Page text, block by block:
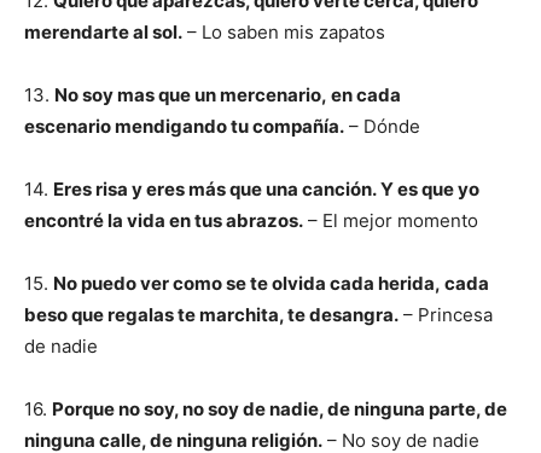
merendarte al sol. – Lo saben mis zapatos
13. No soy mas que un mercenario, en cada
escenario mendigando tu compañía. – Dónde
14. Eres risa y eres más que una canción. Y es que yo
encontré la vida en tus abrazos. – El mejor momento
15. No puedo ver como se te olvida cada herida, cada
beso que regalas te marchita, te desangra. – Princesa
de nadie
16. Porque no soy, no soy de nadie, de ninguna parte, de
ninguna calle, de ninguna religión. – No soy de nadie